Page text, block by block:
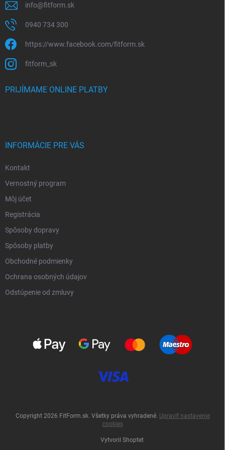
info@fitform.sk
0940 734 300
https://www.facebook.com/fitform.sk
fitform_sk
PRIJÍMAME ONLINE PLATBY
INFORMÁCIE PRE VÁS
Kontakt
Vernostný program
Môj účet
Registrácia
Spôsoby dopravy
Spôsoby platby
Obchodné podmienky
Ochrana osobných údajov
Odstúpenie od zmluvy
Vytvoril Shoptet
Copyright 2026 FitForm.sk. Všetky práva vyhradené. Upraviť nastavenie
cookies